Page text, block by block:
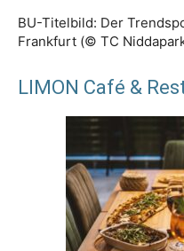
BU-Titelbild: Der
Frankfurt (© TC
LIMON Café &